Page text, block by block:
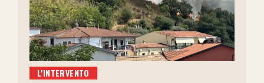
L'INTERVENTO